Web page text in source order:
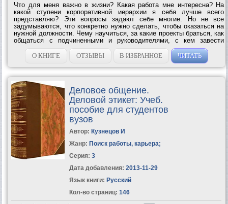
Что для меня важно в жизни? Какая работа мне интересна? На
какой ступени корпоративной иерархии я себя лучше всего
представляю? Эти вопросы задают себе многие. Но не все
задумываются, что конкретно нужно сделать, чтобы оказаться на
нужной должности. Чему научиться, за какие проекты браться, как
общаться с подчиненными и руководителями, с кем завести
полезное знакомство… Особенно запутанным может оказаться
путь наверх в крупной...
О КНИГЕ ОТЗЫВЫ В ИЗБРАННОЕ ЧИТАТЬ
Деловое общение.
Деловой этикет: Учеб.
пособие для студентов
вузов
Автор: Кузнецов И
Жанр: Поиск работы, карьера;
Серия: 3
Дата добавления: 2013-11-29
Язык книги: Русский
Кол-во страниц: 146